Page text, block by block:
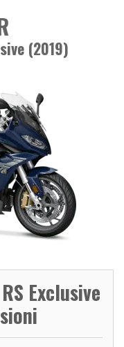
(2019)
Exclusive